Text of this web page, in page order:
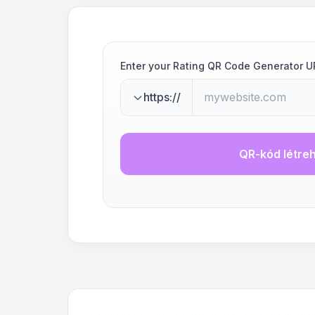
Enter your Rating QR Code Generator
https://
QR-kód